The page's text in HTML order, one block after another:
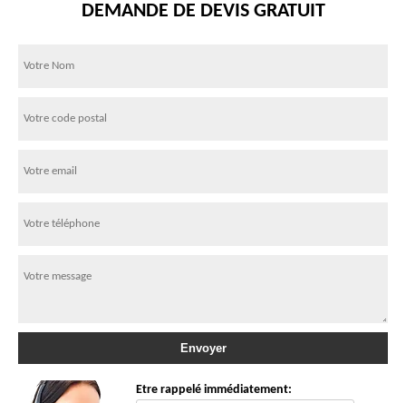
DEMANDE DE DEVIS GRATUIT
Etre rappelé immédiatement: